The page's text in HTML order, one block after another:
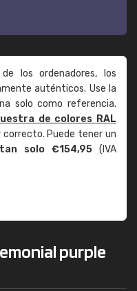
los ordenadores, los
auténticos. Use la
solo como referencia.
de colores RAL
Puede tener un
solo €154,95 (IVA
purple